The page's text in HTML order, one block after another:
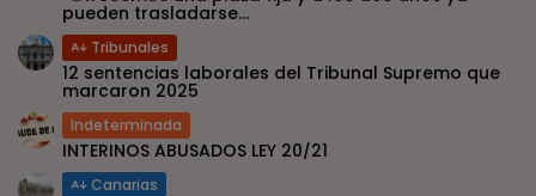
pueden trasladarse...
Tribunales
12 sentencias laborales del Tribunal Supremo que
marcaron 2025
Indeterminada
INTERINOS ABUSADOS LEY 20/21
Canarias